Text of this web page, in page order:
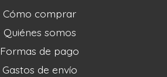
Cómo comprar
Quiénes somos
Formas de pago
Gastos de envío